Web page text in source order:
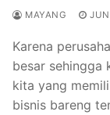
MAYANG
Karena
besar sehingga
kita yang
bisnis bareng